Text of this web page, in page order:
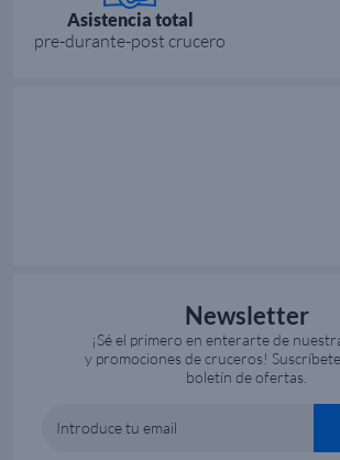
Asistencia total
pre-durante-post crucero
Newsletter
¡Sé el primero en enterarte de
y promociones de cruceros!
boletín de ofertas.
Introduce tu email